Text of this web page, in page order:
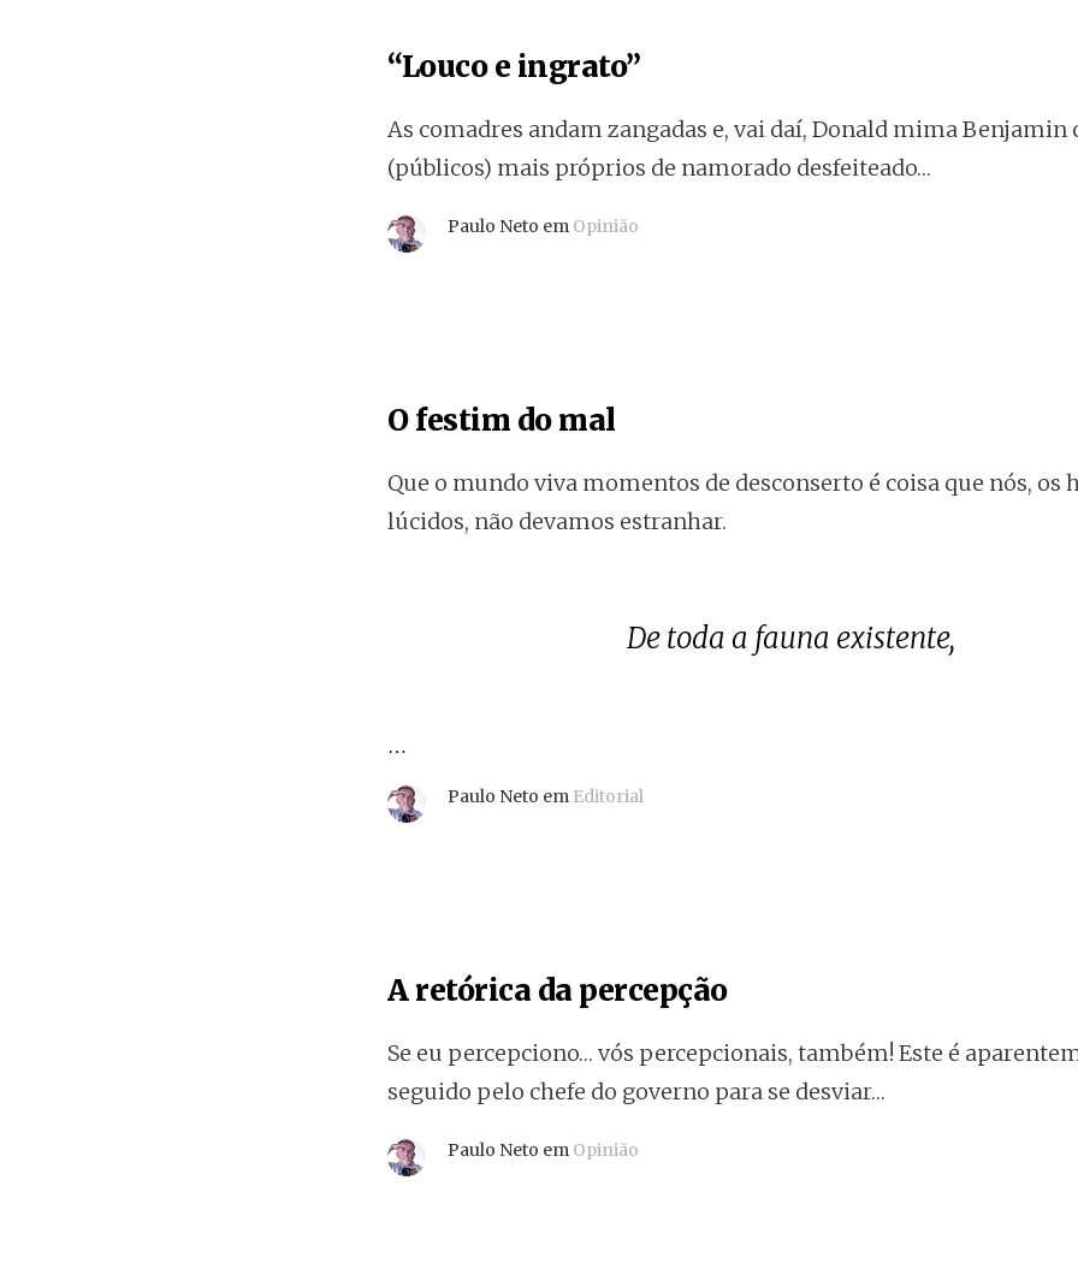
“Louco e ingrato”
As comadres andam zangadas e, vai daí, Donald mima Benjamin
(públicos) mais próprios de namorado desfeiteado…
Paulo Neto em Opinião
O festim do mal
Que o mundo viva momentos de desconserto é coisa que nós, os
lúcidos, não devamos estranhar.
De toda a fauna existente,
…
Paulo Neto em Editorial
A retórica da percepção
Se eu percepciono… vós percepcionais, também! Este é
seguido pelo chefe do governo para se desviar…
Paulo Neto em Opinião